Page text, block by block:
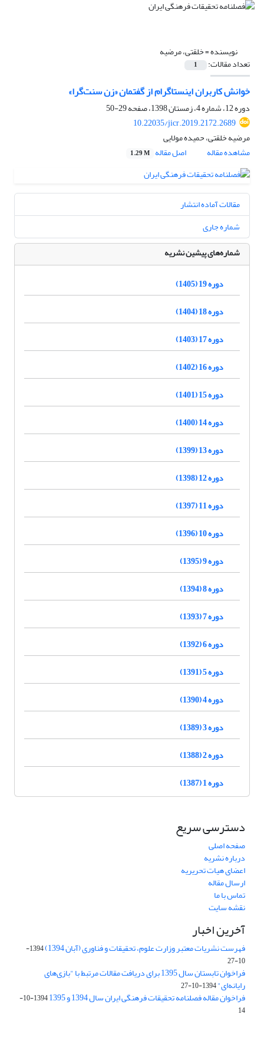
نویسنده =خلقتی، مرضیه
تعداد مقالات: 1
خوانش کاربران اینستاگرام از گفتمان «زن سنت‌گرا»
دوره 12، شماره 4، زمستان 1398، صفحه
29-50
10.22035/jicr.2019.2172.2689
مرضیه خلقتی، حمیده مولایی
مشاهده مقاله
اصل مقاله 1.29 M
مقالات آماده انتشار
شماره جاری
شماره‌های پیشین نشریه
دوره 19 (1405)
دوره 18 (1404)
دوره 17 (1403)
دوره 16 (1402)
دوره 15 (1401)
دوره 14 (1400)
دوره 13 (1399)
دوره 12 (1398)
دوره 11 (1397)
دوره 10 (1396)
دوره 9 (1395)
دوره 8 (1394)
دوره 7 (1393)
دوره 6 (1392)
دوره 5 (1391)
دوره 4 (1390)
دوره 3 (1389)
دوره 2 (1388)
دوره 1 (1387)
دسترسی سریع
صفحه اصلی
درباره نشریه
اعضای هیات تحریریه
ارسال مقاله
تماس با ما
نقشه سایت
آخرین اخبار
فهرست نشریات معتبر وزارت علوم، تحقیقات و فناوری (آبان 1394)
1394-
10-27
فراخوان تابستان سال 1395 برای دریافت مقالات مرتبط با "بازی‌های
رایانه‌ای"1394-10-27
فراخوان مقاله فصلنامه تحقیقات فرهنگی ایران سال 1394 و 1395
1394-10-
14